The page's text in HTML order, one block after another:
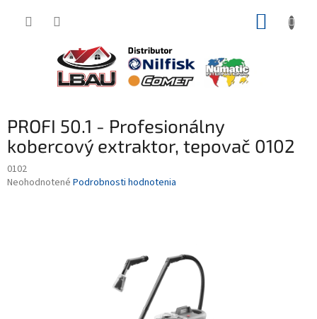
PROFI 50.1 - Profesionálny
kobercový extraktor, tepovač 0102
0102
Priemerné
Neohodnotené Podrobnosti hodnotenia